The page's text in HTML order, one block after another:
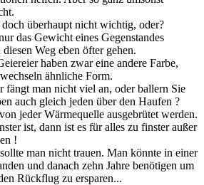
überhaupt nicht wichtig, oder?
das Gewicht eines Gegenstandes
diesen Weg eben öfter gehen.
haben zwar eine andere Farbe,
ähnliche Form.
fängt man nicht viel an, oder ballern Sie
auch gleich jeden über den Haufen ?
jeder Wärmequelle ausgebrütet werden.
ist, dann ist es für alles zu finster außer
!
man nicht trauen. Man könnte in einer
und danach zehn Jahre benötigen um
Rückflug zu ersparen...